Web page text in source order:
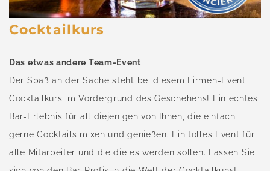
Cocktailkurs
Das etwas andere Team-Event
Der Spaß an der Sache steht bei diesem Firmen-Event
Cocktailkurs im Vordergrund des Geschehens! Ein echtes
Bar-Erlebnis für all diejenigen von Ihnen, die einfach
gerne Cocktails mixen und genießen. Ein tolles Event für
alle Mitarbeiter und die die es werden sollen. Lassen Sie